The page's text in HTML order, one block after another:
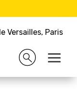
Versailles, Paris
Versailles, Paris